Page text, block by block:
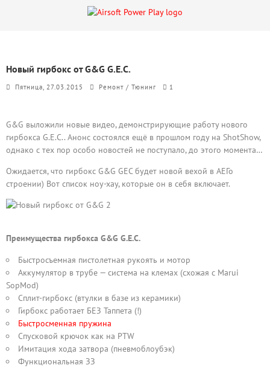
Новый гирбокс от G&G G.E.C.
Пятница, 27.03.2015 Ремонт / Тюнинг 1
G&G выложили новые видео, демонстрирующие работу нового
гирбокса G.E.C.. Анонс состоялся ещё в прошлом году на ShotShow,
однако с тех пор особо новостей не поступало, до этого момента…
Ожидается, что гирбокс G&G GEC будет новой вехой в АЕГо
строении) Вот список ноу-хау, которые он в себя включает.
Преимущества гирбокса G&G G.E.C.
Быстросъемная пистолетная рукоять и мотор
Аккумулятор в трубе — система на клемах (схожая с Marui
SopMod)
Сплит-гирбокс (втулки в базе из керамики)
Гирбокс работает БЕЗ Таппета (!)
Быстросменная пружина
Спусковой крючок как на PTW
Имитация хода затвора (пневмоблоубэк)
Функциональная ЗЗ